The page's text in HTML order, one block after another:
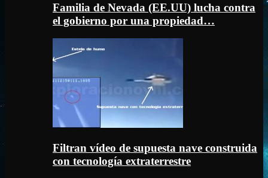
Familia de Nevada (EE.UU) lucha contra
el gobierno por una propiedad…
Filtran vídeo de supuesta nave construida
con tecnología extraterrestre